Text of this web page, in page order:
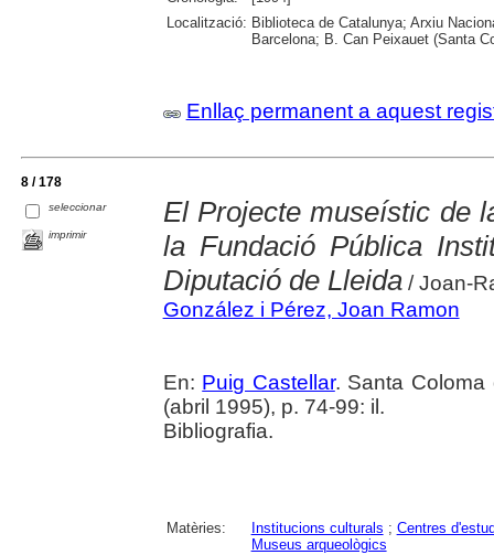
Localització: Biblioteca de Catalunya; Arxiu
Barcelona; B. Can Peixauet (Santa
Enllaç permanent a aquest
8 / 178
seleccionar
imprimir
El Projecte museístic de
la Fundació Pública
Diputació de Lleida/ Joan-
González i Pérez, Joan Ramon
En: Puig Castellar. Santa Coloma
(abril 1995), p. 74-99: il.
Bibliografia.
Matèries: Institucions culturals ; Centres
Museus arqueològics